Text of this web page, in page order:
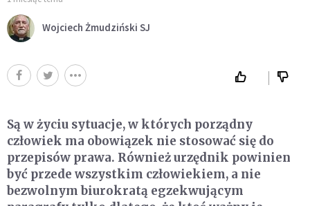
Wojciech Żmudziński SJ
Są w życiu sytuacje, w których porządny
człowiek ma obowiązek nie stosować się do
przepisów prawa. Również urzędnik powinien
być przede wszystkim człowiekiem, a nie
bezwolnym biurokratą egzekwującym